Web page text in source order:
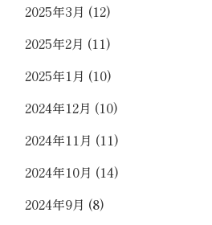
2025年3月 (12)
2025年2月 (11)
2025年1月 (10)
2024年12月 (10)
2024年11月 (11)
2024年10月 (14)
2024年9月 (8)